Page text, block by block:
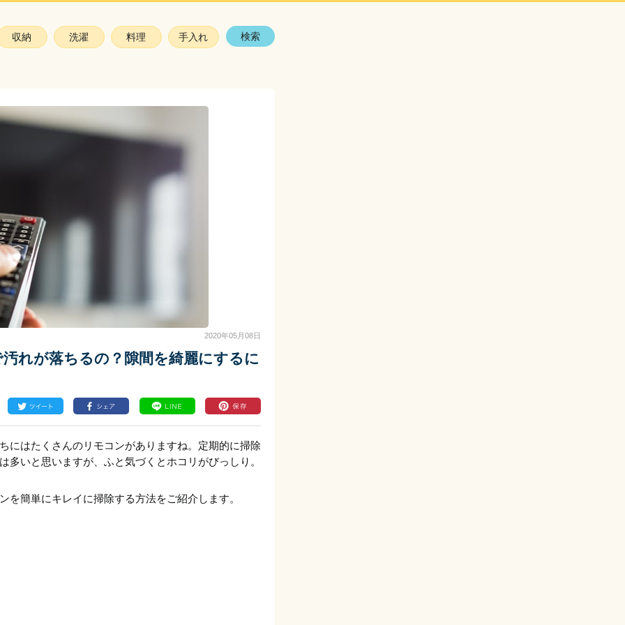
収納 洗濯 料理 手入れ 検索
2020年05月08日
れが落ちるの？隙間を綺麗にするに
にはたくさんのリモコンがありますね。定期的に掃除
多いと思いますが、ふと気づくとホコリがびっしり。
を簡単にキレイに掃除する方法をご紹介します。